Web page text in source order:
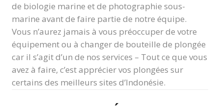
de biologie marine et de photographie sous-
marine avant de faire partie de notre équipe.
Vous n’aurez jamais à vous préoccuper de votre
équipement ou à changer de bouteille de plongée
car il s’agit d’un de nos services – Tout ce que vous
avez à faire, c’est apprécier vos plongées sur
certains des meilleurs sites d’Indonésie.